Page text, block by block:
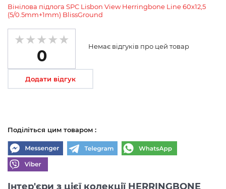
Вінілова підлога SPC Lisbon View Herringbone Line 60x12,5
(5/0.5mm+1mm) BlissGround
0
Немає відгуків про цей товар
Додати відгук
Поділіться цим товаром :
Інтер'єри з цієї колекції HERRINGBONE